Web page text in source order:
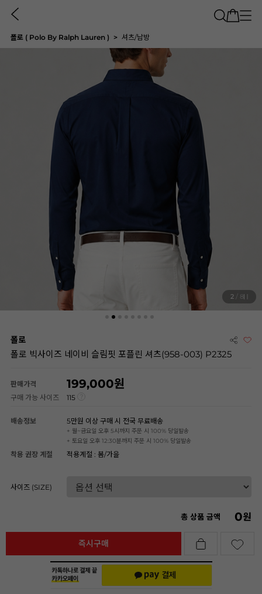
폴로 ( Polo By Ralph Lauren ) 셔츠/남방
2 / 8
폴로
폴로 빅사이즈 네이비 슬림핏 포플린 셔츠(958-003) P2325
판매가격 199,000
구매 가능 사이즈 115
배송정보 5만원 이상 구매 시 전국 무료배송
+ 월~금요일 오후 5시까지 주문 시 100% 당일발송
+ 토요일 오후 12:30분까지 주문 시 100% 당일발송
착용 권장 계절 적용계절 : 봄/가을
사이즈 (SIZE)
총 상품 금액 0원
즉시구매